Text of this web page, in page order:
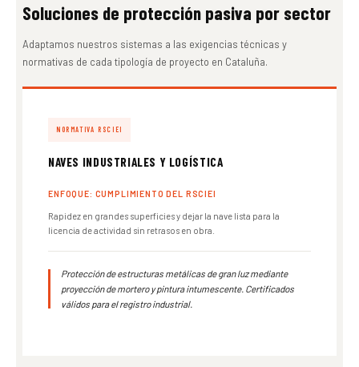
Soluciones de protección pasiva por sector
Adaptamos nuestros sistemas a las exigencias técnicas y
normativas de cada tipología de proyecto en Cataluña.
NORMATIVA RSCIEI
NAVES INDUSTRIALES Y LOGÍSTICA
ENFOQUE: CUMPLIMIENTO DEL RSCIEI
Rapidez en grandes superficies y dejar la nave lista para la
licencia de actividad sin retrasos en obra.
Protección de estructuras metálicas de gran luz mediante
proyección de mortero y pintura intumescente. Certificados
válidos para el registro industrial.